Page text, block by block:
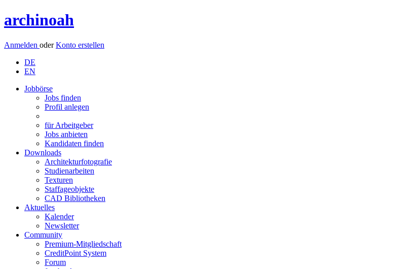
archinoah
Anmelden oderKonto erstellen
DE
EN
Jobbörse
Jobs finden
Profil anlegen
für Arbeitgeber
Jobs anbieten
Kandidaten finden
Downloads
Architekturfotografie
Studienarbeiten
Texturen
Staffageobjekte
CAD Bibliotheken
Aktuelles
Kalender
Newsletter
Community
Premium-Mitgliedschaft
CreditPoint System
Forum